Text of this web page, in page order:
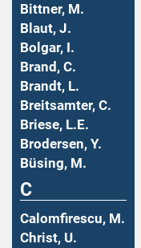
Bittner, M.
Blaut, J.
Bolgar, I.
Brand, C.
Brandt, L.
Breitsamter, C.
Briese, L.E.
Brodersen, Y.
Büsing, M.
C
Calomfirescu, M.
Christ, U.